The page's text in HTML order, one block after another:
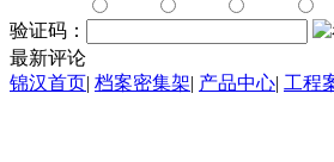
验证码：
最新评论
锦汉首页| 档案密集架| 产品中心| 工程